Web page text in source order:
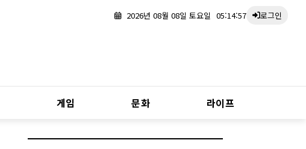
2026년 08월 08일 토요일 05:14:58 로그인
게임 문화 라이프